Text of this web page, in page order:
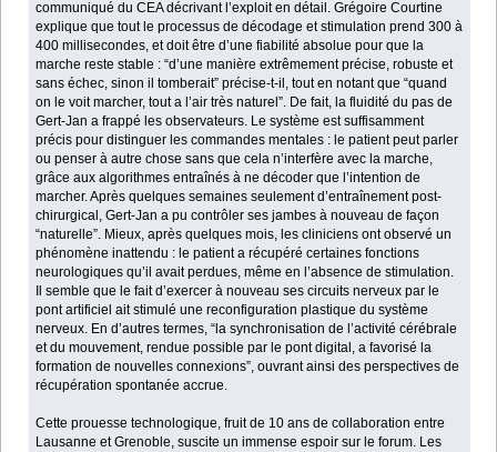
communiqué du CEA décrivant l’exploit en détail. Grégoire Courtine
explique que tout le processus de décodage et stimulation prend 300 à
400 millisecondes, et doit être d’une fiabilité absolue pour que la
marche reste stable : “d’une manière extrêmement précise, robuste et
sans échec, sinon il tomberait” précise-t-il, tout en notant que “quand
on le voit marcher, tout a l’air très naturel”. De fait, la fluidité du pas de
Gert-Jan a frappé les observateurs. Le système est suffisamment
précis pour distinguer les commandes mentales : le patient peut parler
ou penser à autre chose sans que cela n’interfère avec la marche,
grâce aux algorithmes entraînés à ne décoder que l’intention de
marcher. Après quelques semaines seulement d’entraînement post-
chirurgical, Gert-Jan a pu contrôler ses jambes à nouveau de façon
“naturelle”. Mieux, après quelques mois, les cliniciens ont observé un
phénomène inattendu : le patient a récupéré certaines fonctions
neurologiques qu’il avait perdues, même en l’absence de stimulation.
Il semble que le fait d’exercer à nouveau ses circuits nerveux par le
pont artificiel ait stimulé une reconfiguration plastique du système
nerveux. En d’autres termes, “la synchronisation de l’activité cérébrale
et du mouvement, rendue possible par le pont digital, a favorisé la
formation de nouvelles connexions”, ouvrant ainsi des perspectives de
récupération spontanée accrue.
Cette prouesse technologique, fruit de 10 ans de collaboration entre
Lausanne et Grenoble, suscite un immense espoir sur le forum. Les